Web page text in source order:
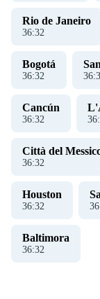
Rio de Janeiro
36:32
Bogotá
36:32 36:
Cancún
36:32 36:
Città del
36:32
Houston
36:32 36
Baltimora
36:32